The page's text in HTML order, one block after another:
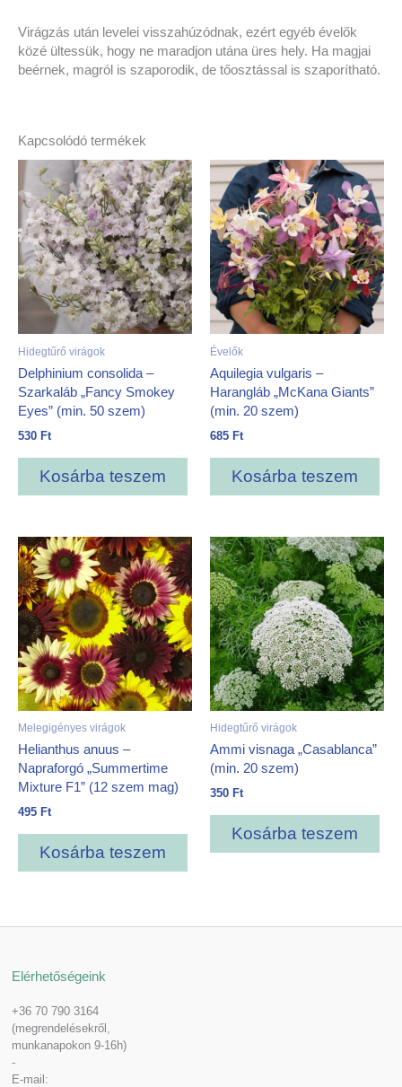
Virágzás után levelei visszahúzódnak, ezért egyéb évelők
közé ültessük, hogy ne maradjon utána üres hely. Ha magjai
beérnek, magról is szaporodik, de tőosztással is szaporítható.
Kapcsolódó termékek
Hidegtűrő virágok
Delphinium consolida –
Szarkaláb „Fancy Smokey
Eyes” (min. 50 szem)
530 Ft
Kosárba teszem
Évelők
Aquilegia vulgaris –
Harangláb „McKana Giants”
(min. 20 szem)
685 Ft
Kosárba teszem
Melegigényes virágok
Helianthus anuus –
Napraforgó „Summertime
Mixture F1” (12 szem mag)
495 Ft
Kosárba teszem
Hidegtűrő virágok
Ammi visnaga „Casablanca”
(min. 20 szem)
350 Ft
Kosárba teszem
Elérhetőségeink
+36 70 790 3164
(megrendelésekről,
munkanapokon 9-16h)
-
E-mail: